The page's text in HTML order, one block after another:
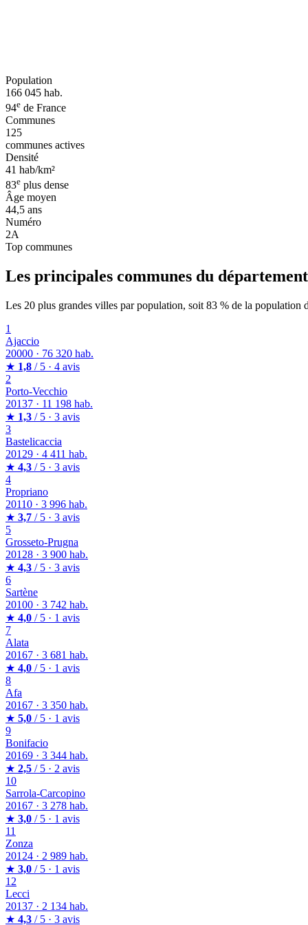
Population
166 045 hab.
94e de France
Communes
125
communes actives
Densité
41 hab/km²
83e plus dense
Âge moyen
44,5 ans
Numéro
2A
Top communes
Les principales communes du
Les 20 plus grandes villes par population, soit 83 % de la population
1
Ajaccio
20000 · 76 320 hab.
★ 1,8 / 5 · 4 avis
2
Porto-Vecchio
20137 · 11 198 hab.
★ 1,3 / 5 · 3 avis
3
Bastelicaccia
20129 · 4 411 hab.
★ 4,3 / 5 · 3 avis
4
Propriano
20110 · 3 996 hab.
★ 3,7 / 5 · 3 avis
5
Grosseto-Prugna
20128 · 3 900 hab.
★ 4,3 / 5 · 3 avis
6
Sartène
20100 · 3 742 hab.
★ 4,0 / 5 · 1 avis
7
Alata
20167 · 3 681 hab.
★ 4,0 / 5 · 1 avis
8
Afa
20167 · 3 350 hab.
★ 5,0 / 5 · 1 avis
9
Bonifacio
20169 · 3 344 hab.
★ 2,5 / 5 · 2 avis
10
Sarrola-Carcopino
20167 · 3 278 hab.
★ 3,0 / 5 · 1 avis
11
Zonza
20124 · 2 989 hab.
★ 3,0 / 5 · 1 avis
12
Lecci
20137 · 2 134 hab.
★ 4,3 / 5 · 3 avis